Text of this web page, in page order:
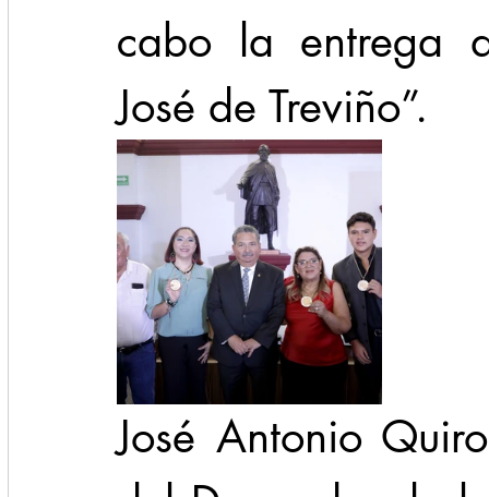
cabo la entrega
José de Treviño”.
José Antonio